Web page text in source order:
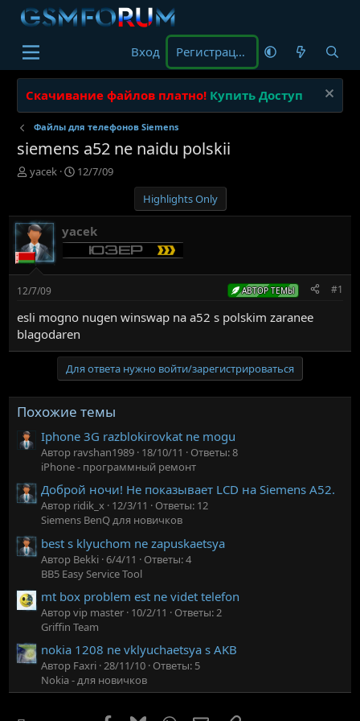
Вход Регистрация
Скачивание файлов платно! Купить Доступ
Файлы для телефонов Siemens
siemens a52 ne naidu polskii
А
о
р
т
е
м
ы
yacek
Д
а
н
а
ч
а
12/7/09
Highlights Only
yacek
12/7/09 АВТОР ТЕМЫ #1
esli mogno nugen winswap na a52 s polskim zaranee
blagodaren
Для ответа нужно войти/зарегистрироваться
Похожие темы
Iphone 3G razblokirovkat ne mogu
Автор ravshan1989 18/10/11
Ответы: 8
iPhone - программный ремонт
Доброй ночи! Не показывает LCD на Siemens A52.
Автор ridik_x 12/3/11
Ответы: 12
Siemens BenQ для новичков
best s klyuchom ne zapuskaetsya
Автор Bekki 6/4/11
Ответы: 4
BB5 Easy Service Tool
mt box problem est ne videt telefon
Автор vip master 10/2/11
Ответы: 2
Griffin Team
nokia 1208 ne vklyuchaetsya s AKB
Автор Faxri 28/11/10 Ответы: 5
Nokia - для новичков